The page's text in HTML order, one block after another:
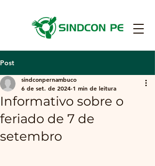
Post
Informativo sobre o
feriado de 7 de
setembro
sindconpernambuco
6 de set. de 2024 1 min de leitura